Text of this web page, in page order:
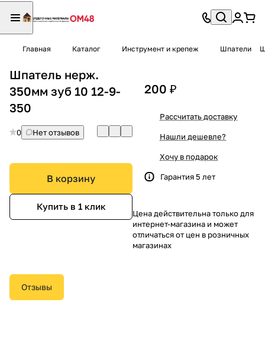
Главная Каталог Инструмент и крепеж Шпатели
Шпатель нерж.
350мм зуб 10 12-9-
350
0 Нет отзывов
В корзину
Купить в 1 клик
200 ₽
Рассчитать доставку
Нашли дешевле?
Хочу в подарок
Гарантия 5 лет
Цена действительна только для
интернет-магазина и может
отличаться от цен в розничных
магазинах
Отзывы